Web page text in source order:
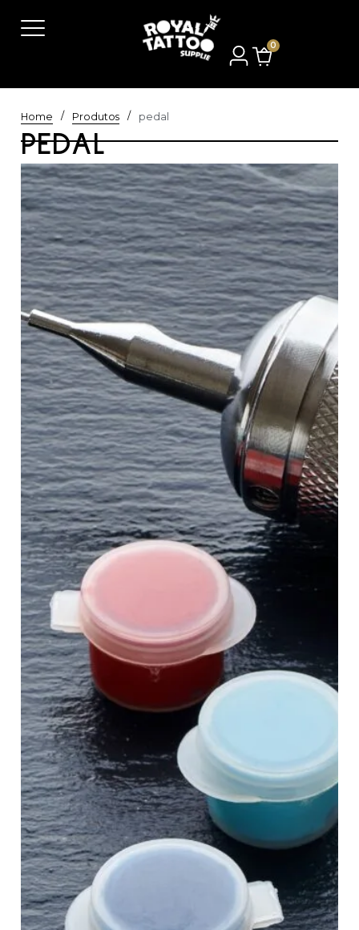
0
Home / Produtos / pedal
PEDAL